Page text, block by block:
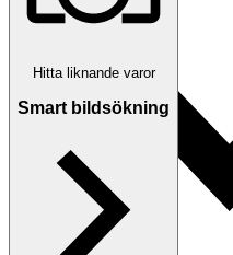
Hitta liknande varor
Smart bildsökning